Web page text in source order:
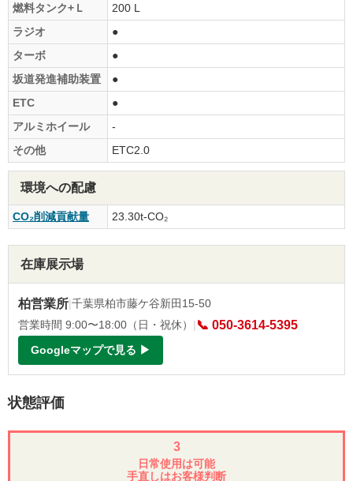
燃料タンク+Ｌ
200 L
ラジオ
●
ターボ
●
坂道発進補助装置
●
ETC
●
アルミホイール
-
その他
ETC2.0
環境への配慮
CO₂削減貢献量 23.30t-CO₂
在庫展示場
柏営業所|千葉県柏市藤ケ谷新田15-50
営業時間 9:00〜18:00（日・祝休） | 📞 050-3614-5395
Googleマップで見る ▶
状態評価
3
日常使用は可能
手直しはお客様判断